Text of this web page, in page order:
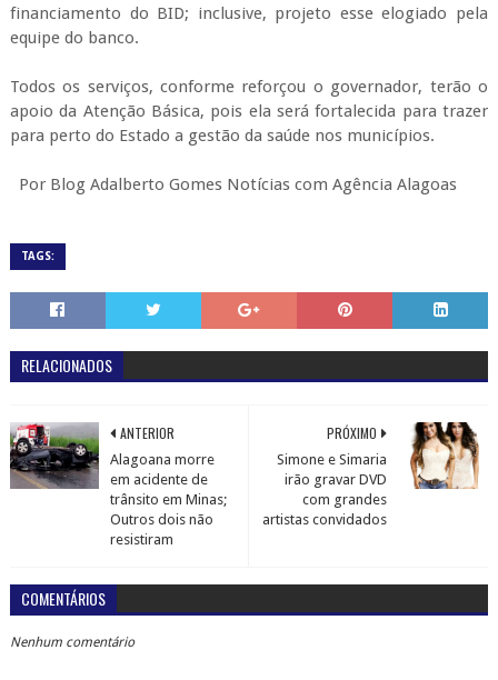
financiamento do BID; inclusive, projeto esse elogiado pela
equipe do banco.
Todos os serviços, conforme reforçou o governador, terão o
apoio da Atenção Básica, pois ela será fortalecida para trazer
para perto do Estado a gestão da saúde nos municípios.
Por Blog Adalberto Gomes Notícias com Agência Alagoas
TAGS:
RELACIONADOS
PRÓXIMO
Simone e Simaria
irão gravar DVD
com grandes
artistas convidados
ANTERIOR
Alagoana morre
em acidente de
trânsito em Minas;
Outros dois não
resistiram
COMENTÁRIOS
Nenhum comentário